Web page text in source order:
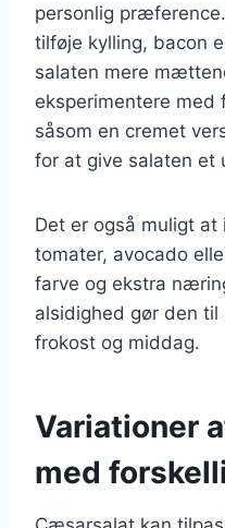
personlig
tilføje kylling, bacon
salaten mere
eksperimentere med
såsom en cremet
for at give salaten et
Det er også muligt
tomater, avocado
farve og ekstra
alsidighed gør den
frokost og middag.
Variationer
med